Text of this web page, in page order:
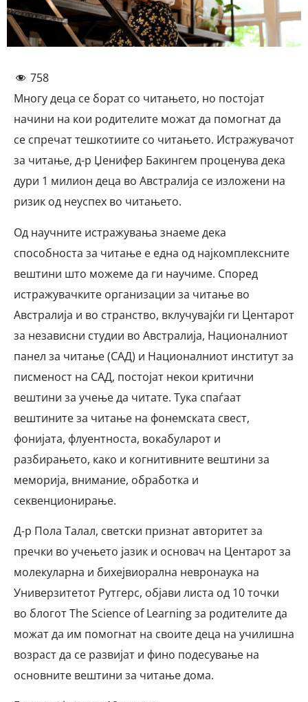
758
Многу деца се борат со читањето, но постојат
начини на кои родителите можат да помогнат да
се спречат тешкотиите со читањето. Истражувачот
за читање, д-р Џенифер Бакингем проценува дека
дури 1 милион деца во Австралија се изложени на
ризик од неуспех во читањето.
Од научните истражувања знаеме дека
способноста за читање е една од најкомплексните
вештини што можеме да ги научиме. Според
истражувачките организации за читање во
Австралија и во странство, вклучувајќи ги Центарот
за независни студии во Австралија, Националниот
панел за читање (САД) и Националниот институт за
писменост на САД, постојат некои критични
вештини за учење да читате. Тука спаѓаат
вештините за читање на фонемската свест,
фонијата, флуентноста, вокабуларот и
разбирањето, како и когнитивните вештини за
меморија, внимание, обработка и
секвенционирање.
Д-р Пола Талал, светски признат авторитет за
пречки во учењето јазик и основач на Центарот за
молекуларна и бихејвиорална невронаука на
Универзитетот Рутгерс, објави листа од 10 точки
во блогот The Science of Learning за родителите да
можат да им помогнат на своите деца на училишна
возраст да се развијат и фино подесување на
основните вештини за читање дома.